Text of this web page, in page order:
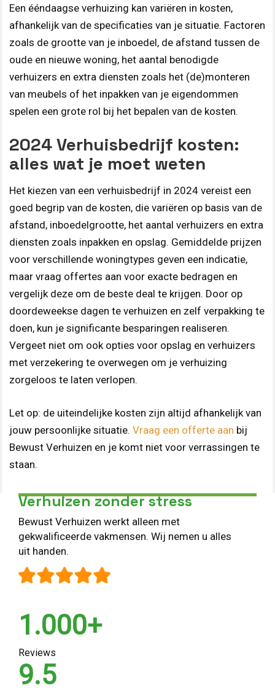
Een ééndaagse verhuizing kan variëren in kosten,
afhankelijk van de specificaties van je situatie. Factoren
zoals de grootte van je inboedel, de afstand tussen de
oude en nieuwe woning, het aantal benodigde
verhuizers en extra diensten zoals het (de)monteren
van meubels of het inpakken van je eigendommen
spelen een grote rol bij het bepalen van de kosten.
2024 Verhuisbedrijf kosten:
alles wat je moet weten
Het kiezen van een verhuisbedrijf in 2024 vereist een
goed begrip van de kosten, die variëren op basis van de
afstand, inboedelgrootte, het aantal verhuizers en extra
diensten zoals inpakken en opslag. Gemiddelde prijzen
voor verschillende woningtypes geven een indicatie,
maar vraag offertes aan voor exacte bedragen en
vergelijk deze om de beste deal te krijgen. Door op
doordeweekse dagen te verhuizen en zelf verpakking te
doen, kun je significante besparingen realiseren.
Vergeet niet om ook opties voor opslag en verhuizers
met verzekering te overwegen om je verhuizing
zorgeloos te laten verlopen.
Let op: de uiteindelijke kosten zijn altijd afhankelijk van
jouw persoonlijke situatie. Vraag een offerte aan bij
Bewust Verhuizen en je komt niet voor verrassingen te
staan.
Verhuizen zonder stress
Bewust Verhuizen werkt alleen met
gekwalificeerde vakmensen. Wij nemen u alles
uit handen.
1.000+
Reviews
9.5